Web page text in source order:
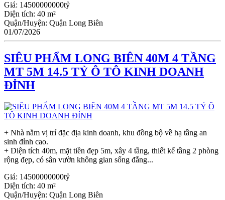
Giá: 14500000000tỷ
Diện tích: 40 m²
Quận/Huyện: Quận Long Biên
01/07/2026
SIÊU PHẨM LONG BIÊN 40M 4 TẦNG
MT 5M 14.5 TỶ Ô TÔ KINH DOANH
ĐỈNH
+ Nhà nằm vị trí đặc địa kinh doanh, khu đồng bộ về hạ tầng an
sinh đỉnh cao.
+ Diện tích 40m, mặt tiền đẹp 5m, xây 4 tầng, thiết kế tầng 2 phòng
rộng đẹp, có sân vườn không gian sống đẳng...
Giá: 14500000000tỷ
Diện tích: 40 m²
Quận/Huyện: Quận Long Biên